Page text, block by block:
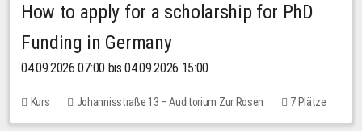
How to apply for a scholarship for PhD
Funding in Germany
04.09.2026 07:00 bis 04.09.2026 15:00
Kurs Johannisstraße 13 – Auditorium Zur Rosen
7 Plätze
10,00 EUR